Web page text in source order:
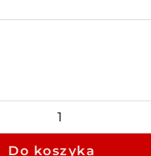
Do koszyka